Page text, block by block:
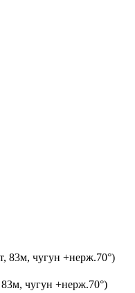
83м, чугун +нерж.70°)
чугун +нерж.70°)